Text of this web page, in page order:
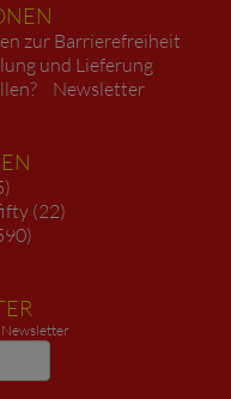
zur Barrierefreiheit
und Lieferung
Newsletter
(22)
Newsletter